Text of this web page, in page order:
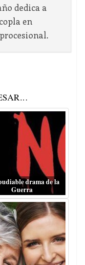
dedica a
en
drama de la
Guerra